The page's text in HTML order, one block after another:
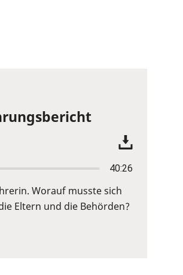
40:26
Worauf musste sich
Eltern und die Behörden?